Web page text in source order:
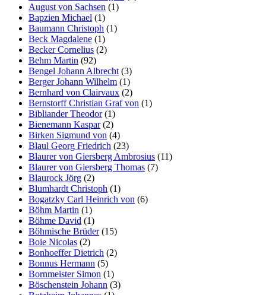
August von Sachsen (1)
Bapzien Michael (1)
Baumann Christoph (1)
Beck Magdalene (1)
Becker Cornelius (2)
Behm Martin (92)
Bengel Johann Albrecht (3)
Berger Johann Wilhelm (1)
Bernhard von Clairvaux (2)
Bernstorff Christian Graf von (1)
Bibliander Theodor(1)
Bienemann Kaspar(2)
Birken Sigmund von (4)
Blaul Georg Friedrich (23)
Blaurer von Giersberg Ambrosius (11)
Blaurer von Giersberg Thomas (7)
Blaurock Jörg (2)
Blumhardt Christoph (1)
Bogatzky Carl Heinrich von (6)
Böhm Martin (1)
Böhme David (1)
Böhmische Brüder(15)
Boie Nicolas (2)
Bonhoeffer Dietrich (2)
Bonnus Hermann (5)
Bornmeister Simon (1)
Böschenstein Johann (3)
Verhalten beim
Besuch unserer
Website mitteilen,
erhöhen Sie die
Wahrscheinlichkeit,
personalisierte
Inhalte und
Angebote zu sehen.